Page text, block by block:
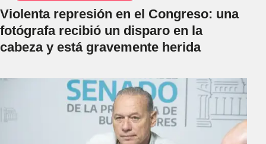
Violenta represión en el Congreso: una
fotógrafa recibió un disparo en la
cabeza y está gravemente herida